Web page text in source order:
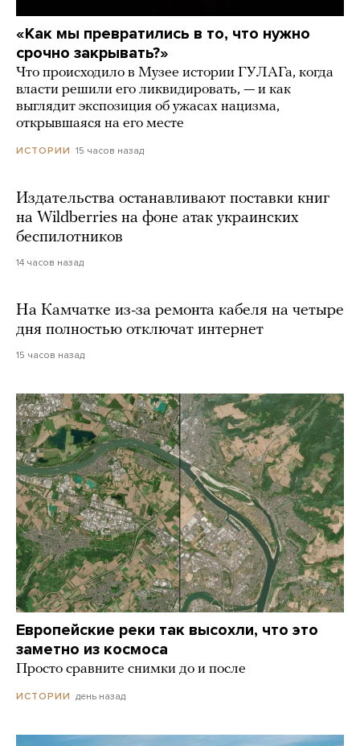
«Как мы превратились в то, что нужно
срочно закрывать?»
Что происходило в Музее истории ГУЛАГа, когда
власти решили его ликвидировать, — и как
выглядит экспозиция об ужасах нацизма,
открывшаяся на его месте
ИСТОРИИ 15 часов назад
Издательства останавливают поставки книг
на Wildberries на фоне атак украинских
беспилотников
14 часов назад
На Камчатке из-за ремонта кабеля на четыре
дня полностью отключат интернет
15 часов назад
Европейские реки так высохли, что это
заметно из космоса
Просто сравните снимки до и после
ИСТОРИИ день назад